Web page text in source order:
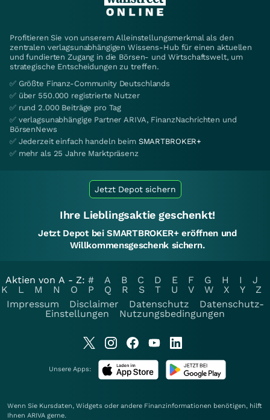
Profitieren Sie von unserem Alleinstellungsmerkmal als den
zentralen verlagsunabhängigen Wissens-Hub für einen aktuellen
und fundierten Zugang in die Börsen- und Wirtschaftswelt, um
strategische Entscheidungen zu treffen.
✅ Größte Finanz-Community Deutschlands
✅ über 550.000 registrierte Nutzer
✅ rund 2.000 Beiträge pro Tag
✅ verlagsunabhängige Partner ARIVA, FinanzNachrichten und
BörsenNews
✅ Jederzeit einfach handeln beim SMARTBROKER+
✅ mehr als 25 Jahre Marktpräsenz
Jetzt Depot sichern
Ihre Lieblingsaktie geschenkt!
Jetzt Depot bei SMARTBROKER+ eröffnen und
Willkommensgeschenk sichern.
Aktien von A - Z: # A B C D E F G H I
J
K
L M N O P Q R S T U V W X Y
Z
Impressum
Disclaimer Datenschutz
Datenschutz-
Einstellungen
Nutzungsbedingungen
Unsere Apps:
Wenn Sie Kursdaten, Widgets oder andere Finanzinformationen benötigen, hilft
Ihnen ARIVA gerne.